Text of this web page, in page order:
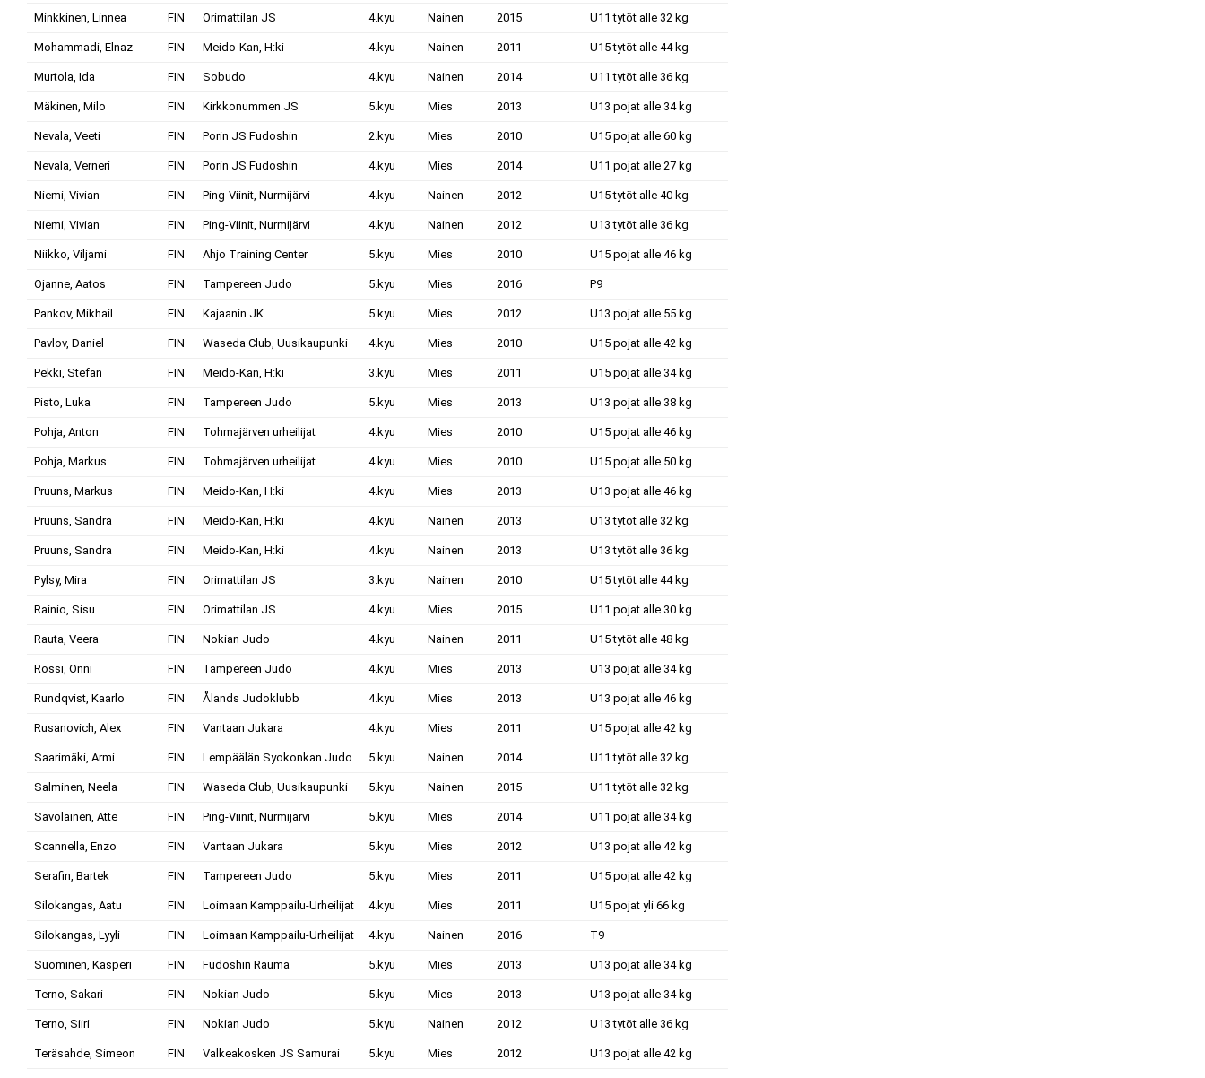
Minkkinen, Linnea FIN Orimattilan JS 4.kyu Nainen 2015 U11 tytöt alle 32 kg
Mohammadi, Elnaz FIN Meido-Kan, H:ki 4.kyu Nainen 2011 U15 tytöt alle 44 kg
Murtola, Ida FIN Sobudo 4.kyu Nainen 2014 U11 tytöt alle 36 kg
Mäkinen, Milo FIN Kirkkonummen JS 5.kyu Mies 2013 U13 pojat alle 34 kg
Nevala, Veeti FIN Porin JS Fudoshin 2.kyu Mies 2010 U15 pojat alle 60 kg
Nevala, Verneri FIN Porin JS Fudoshin 4.kyu Mies 2014 U11 pojat alle 27 kg
Niemi, Vivian FIN Ping-Viinit, Nurmijärvi 4.kyu Nainen 2012 U15 tytöt alle 40 kg
Niemi, Vivian FIN Ping-Viinit, Nurmijärvi 4.kyu Nainen 2012 U13 tytöt alle 36 kg
Niikko, Viljami FIN Ahjo Training Center 5.kyu Mies 2010 U15 pojat alle 46 kg
Ojanne, Aatos FIN Tampereen Judo 5.kyu Mies 2016 P9
Pankov, Mikhail FIN Kajaanin JK 5.kyu Mies 2012 U13 pojat alle 55 kg
Pavlov, Daniel FIN Waseda Club, Uusikaupunki 4.kyu Mies 2010 U15 pojat alle 42 kg
Pekki, Stefan FIN Meido-Kan, H:ki 3.kyu Mies 2011 U15 pojat alle 34 kg
Pisto, Luka FIN Tampereen Judo 5.kyu Mies 2013 U13 pojat alle 38 kg
Pohja, Anton FIN Tohmajärven urheilijat 4.kyu Mies 2010 U15 pojat alle 46 kg
Pohja, Markus FIN Tohmajärven urheilijat 4.kyu Mies 2010 U15 pojat alle 50 kg
Pruuns, Markus FIN Meido-Kan, H:ki 4.kyu Mies 2013 U13 pojat alle 46 kg
Pruuns, Sandra FIN Meido-Kan, H:ki 4.kyu Nainen 2013 U13 tytöt alle 32 kg
Pruuns, Sandra FIN Meido-Kan, H:ki 4.kyu Nainen 2013 U13 tytöt alle 36 kg
Pylsy, Mira FIN Orimattilan JS 3.kyu Nainen 2010 U15 tytöt alle 44 kg
Rainio, Sisu FIN Orimattilan JS 4.kyu Mies 2015 U11 pojat alle 30 kg
Rauta, Veera FIN Nokian Judo 4.kyu Nainen 2011 U15 tytöt alle 48 kg
Rossi, Onni FIN Tampereen Judo 4.kyu Mies 2013 U13 pojat alle 34 kg
Rundqvist, Kaarlo FIN Ålands Judoklubb 4.kyu Mies 2013 U13 pojat alle 46 kg
Rusanovich, Alex FIN Vantaan Jukara 4.kyu Mies 2011 U15 pojat alle 42 kg
Saarimäki, Armi FIN Lempäälän Syokonkan Judo 5.kyu Nainen 2014 U11 tytöt alle 32 kg
Salminen, Neela FIN Waseda Club, Uusikaupunki 5.kyu Nainen 2015 U11 tytöt alle 32 kg
Savolainen, Atte FIN Ping-Viinit, Nurmijärvi 5.kyu Mies 2014 U11 pojat alle 34 kg
Scannella, Enzo FIN Vantaan Jukara 5.kyu Mies 2012 U13 pojat alle 42 kg
Serafin, Bartek FIN Tampereen Judo 5.kyu Mies 2011 U15 pojat alle 42 kg
Silokangas, Aatu FIN Loimaan Kamppailu-Urheilijat 4.kyu Mies 2011 U15 pojat yli 66 kg
Silokangas, Lyyli FIN Loimaan Kamppailu-Urheilijat 4.kyu Nainen 2016 T9
Suominen, Kasperi FIN Fudoshin Rauma 5.kyu Mies 2013 U13 pojat alle 34 kg
Terno, Sakari FIN Nokian Judo 5.kyu Mies 2013 U13 pojat alle 34 kg
Terno, Siiri FIN Nokian Judo 5.kyu Nainen 2012 U13 tytöt alle 36 kg
Teräsahde, Simeon FIN Valkeakosken JS Samurai 5.kyu Mies 2012 U13 pojat alle 42 kg